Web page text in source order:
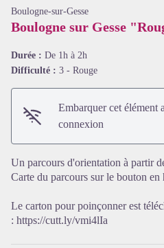
Boulogne-sur-Gesse
Boulogne sur Gesse
Durée : De 1h à 2h
Difficulté : 3 - Rouge
Embarquer cet élément
connexion
Un parcours d'orientation à partir
Carte du parcours sur le bouton
Le carton pour poinçonner est
: https://cutt.ly/vmi4lIa